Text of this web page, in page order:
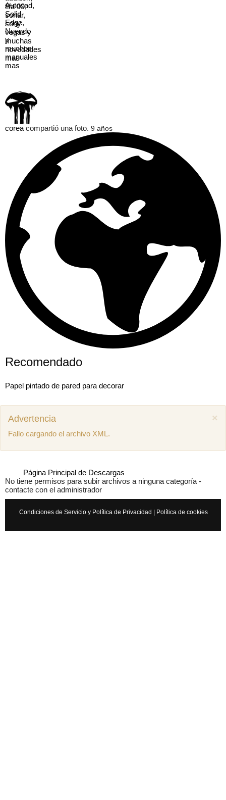
corea compartió una foto. 9 años
Recomendado
Papel pintado de pared para decorar
×
Advertencia
Fallo cargando el archivo XML.
Página Principal de Descargas
No tiene permisos para subir archivos a ninguna categoría -
contacte con el administrador
Condiciones de Servicio y Política de Privacidad Política de cookies